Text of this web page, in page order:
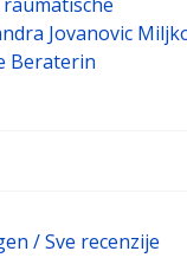
/ Sve recenzije